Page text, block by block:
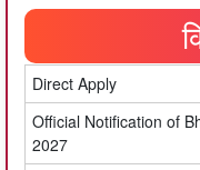
Direct Apply
Official Notification of
2027